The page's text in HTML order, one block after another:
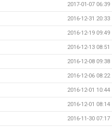
2017-01-07 06:39
2016-12-31 20:33
2016-12-19 09:49
2016-12-13 08:51
2016-12-08 09:38
2016-12-06 08:22
2016-12-01 10:44
2016-12-01 08:14
2016-11-30 07:17